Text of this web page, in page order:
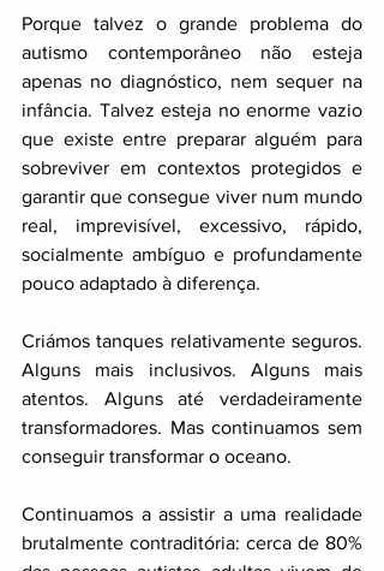
Porque talvez o grande problema do
autismo contemporâneo não esteja
apenas no diagnóstico, nem sequer na
infância. Talvez esteja no enorme vazio
que existe entre preparar alguém para
sobreviver em contextos protegidos e
garantir que consegue viver num mundo
real, imprevisível, excessivo, rápido,
socialmente ambíguo e profundamente
pouco adaptado à diferença.
Criámos tanques relativamente seguros.
Alguns mais inclusivos. Alguns mais
atentos. Alguns até verdadeiramente
transformadores. Mas continuamos sem
conseguir transformar o oceano.
Continuamos a assistir a uma realidade
brutalmente contraditória: cerca de 80%